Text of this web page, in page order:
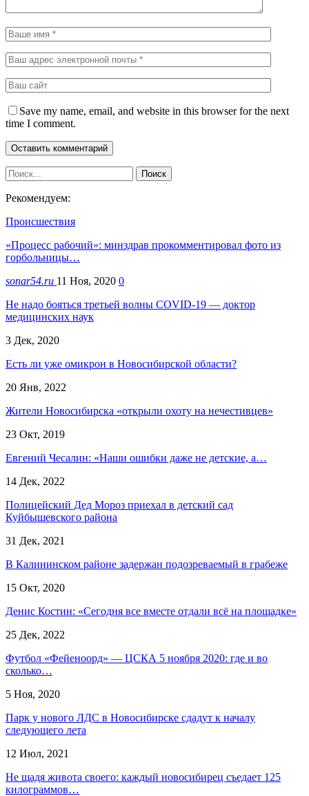
Save my name, email, and website in this browser for the next
time I comment.
Рекомендуем:
Происшествия
«Процесс рабочий»: минздрав прокомментировал фото из
горбольницы…
sonar54.ru 11 Ноя, 2020 0
Не надо бояться третьей волны COVID-19 — доктор
медицинских наук
3 Дек, 2020
Есть ли уже омикрон в Новосибирской области?
20 Янв, 2022
Жители Новосибирска «открыли охоту на нечестивцев»
23 Окт, 2019
Евгений Чесалин: «Наши ошибки даже не детские, а…
14 Дек, 2022
Полицейский Дед Мороз приехал в детский сад
Куйбышевского района
31 Дек, 2021
В Калининском районе задержан подозреваемый в грабеже
15 Окт, 2020
Денис Костин: «Сегодня все вместе отдали всё на площадке»
25 Дек, 2022
Футбол «Фейеноорд» — ЦСКА 5 ноября 2020: где и во
сколько…
5 Ноя, 2020
Парк у нового ЛДС в Новосибирске сдадут к началу
следующего лета
12 Июл, 2021
Не щадя живота своего: каждый новосибирец съедает 125
килограммов…